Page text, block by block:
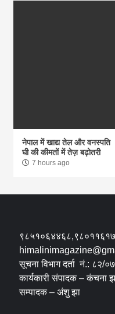
नेपाल में खाद्य तेल और वनस्पति
घी की कीमतों में तेज़ बढ़ोतरी
7 hours ago
सूचना विभाग दर्ता नं.: ८२/
कार्यकारी संपादक – कंचना
सम्पादक – अंशु झा